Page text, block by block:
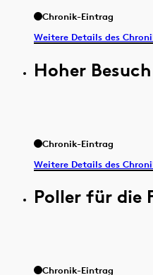
Chronik-Eintrag
Weitere Details des
Hoher
Chronik-Eintrag
Weitere Details des
Poller für die
Chronik-Eintrag